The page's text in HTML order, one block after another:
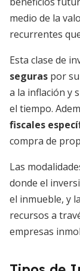
medio de la
recurrentes
Esta clase de
seguras por
a la inflación y
el tiempo.
fiscales
compra de
Las
donde el
el inmueble, y
recursos a
empresas